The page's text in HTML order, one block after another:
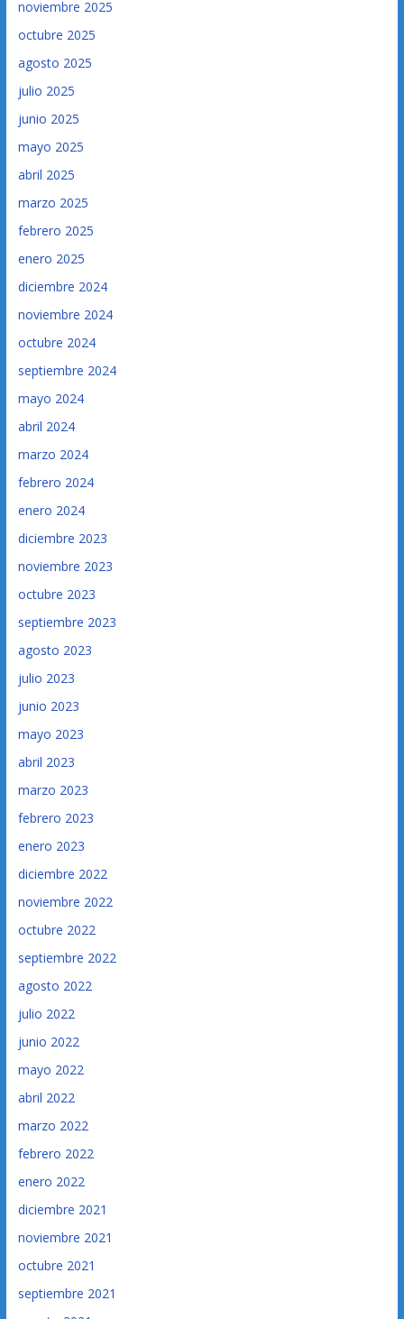
noviembre 2025
octubre 2025
agosto 2025
julio 2025
junio 2025
mayo 2025
abril 2025
marzo 2025
febrero 2025
enero 2025
diciembre 2024
noviembre 2024
octubre 2024
septiembre 2024
mayo 2024
abril 2024
marzo 2024
febrero 2024
enero 2024
diciembre 2023
noviembre 2023
octubre 2023
septiembre 2023
agosto 2023
julio 2023
junio 2023
mayo 2023
abril 2023
marzo 2023
febrero 2023
enero 2023
diciembre 2022
noviembre 2022
octubre 2022
septiembre 2022
agosto 2022
julio 2022
junio 2022
mayo 2022
abril 2022
marzo 2022
febrero 2022
enero 2022
diciembre 2021
noviembre 2021
octubre 2021
septiembre 2021